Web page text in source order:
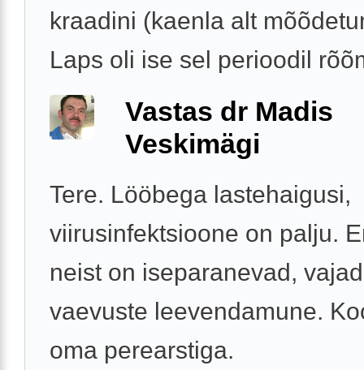
kraadini (kaenla alt
Laps oli ise sel perioodil
Vastas dr Madis
Veskimägi
Tere. Lööbega lastehaigusi,
viirusinfektsioone on palju.
neist on iseparanevad,
vaevuste leevendamune.
oma perearstiga.